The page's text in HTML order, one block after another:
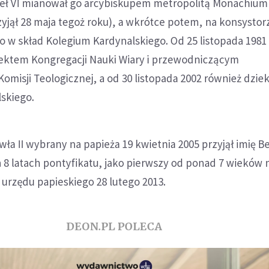
28 maja tegoż roku), a wkrótce potem, na
w skład Kolegium Kardynalskiego. Od 25 listopada
Kongregacji Nauki Wiary i przewodniczącym
Teologicznej, a od 30 listopada 2002 również
II wybrany na papieża 19 kwietnia 2005 przyjął imię
8 latach pontyfikatu, jako pierwszy od ponad 7 wieków
papieskiego 28 lutego 2013.
DEON.PL POLECA